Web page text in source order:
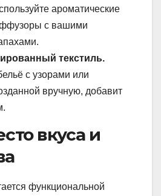
ароматические
с вашими
текстиль.
с узорами или
вручную, добавит
вкуса и
функциональной